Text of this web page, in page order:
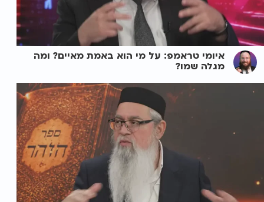
איומי טראמפ: על מי הוא באמת מאיים? ומה
מגלה שמו?